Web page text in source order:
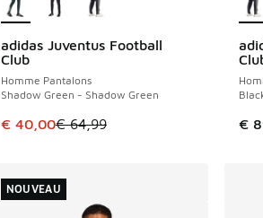
adidas Juventus Football
Club
Homme Pantalons
Shadow Green - Shadow Green
Cet article est en promotion. Prix en
€ 40,00€ 64,99
ÉCONOMISE 24 €
€
NOUVEAU